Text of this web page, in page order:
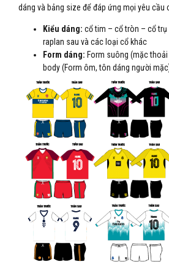
dáng và bảng size để đáp ứng mọi yêu cầu
Kiểu dáng: cổ tim – cổ tròn – cổ
raplan sau và các loại cổ khác
Form dáng: Form suông (mặc
body (Form ôm, tôn dáng người